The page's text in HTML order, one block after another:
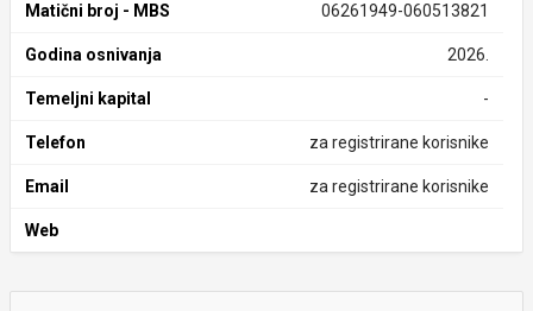
Matični broj - MBS 06261949-060513821
Godina osnivanja 2026.
Temeljni kapital -
Telefon za registrirane korisnike
Email za registrirane korisnike
Web